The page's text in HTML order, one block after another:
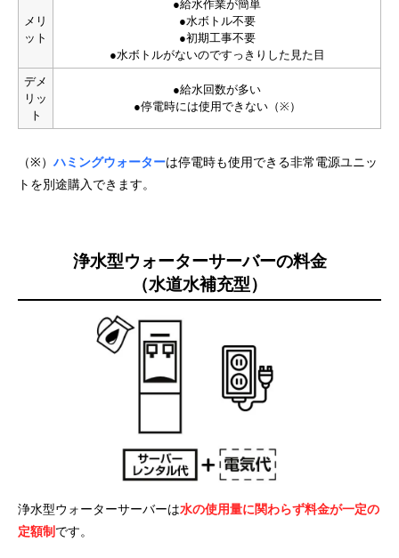
メリ
ット
●給水作業が簡単
●水ボトル不要
●初期工事不要
●水ボトルがないのですっきりした見た目
デメ
リッ
ト
●給水回数が多い
●停電時には使用できない（※）
（※）ハミングウォーターは停電時も使用できる非常電源ユニッ
トを別途購入できます。
浄水型ウォーターサーバーの料金
（水道水補充型）
浄水型ウォーターサーバーは水の使用量に関わらず料金が一定の
定額制です。